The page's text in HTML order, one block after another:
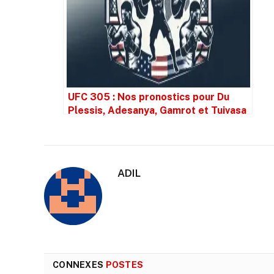
UFC 305 : Nos pronostics pour Du
Plessis, Adesanya, Gamrot et Tuivasa
ADIL
CONNEXES POSTES